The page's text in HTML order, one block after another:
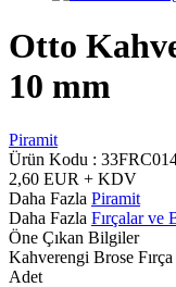
Otto
10 mm
Piramit
Ürün Kodu :
2,60 EUR + KDV
Daha Fazla Piramit
Daha Fazla Fırçalar ve
Öne Çıkan Bilgiler
Kahverengi Brose
Adet